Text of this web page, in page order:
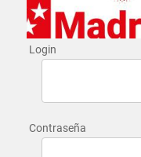
Login
Contraseña